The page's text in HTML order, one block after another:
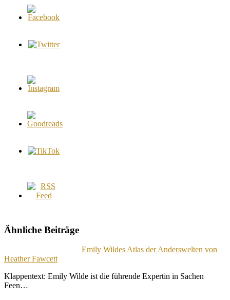
Ähnliche Beiträge
Emily Wildes Atlas der Anderswelten von
Heather Fawcett
Klappentext: Emily Wilde ist die führende Expertin in Sachen
Feen…